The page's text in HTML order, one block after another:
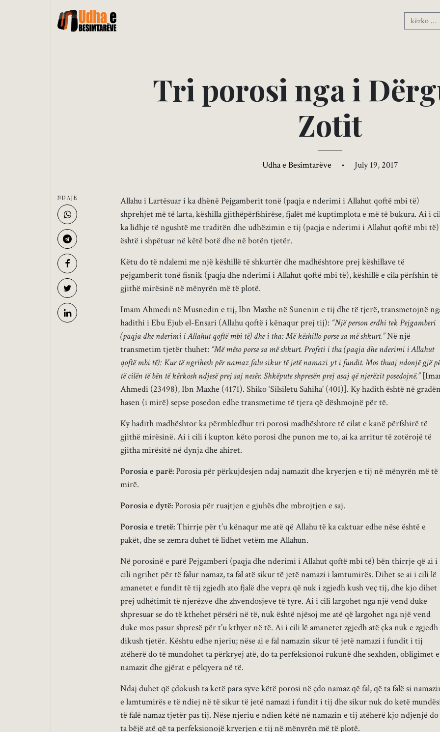
Tri porosi ngai Dërg
Zotit
Udha e Besimtarëve • July 19, 2017
Allahu i Lartësuar i ka dhënë Pejgamberit tonë (paqja e nderimi i Allahut qoftë mbi të)
shprehjet më të larta, këshilla gjithëpërfshirëse, fjalët më kuptimplota e më të bukura. Ai i
ka lidhje të ngushtë me traditën dhe udhëzimin e tij (paqja e nderimi i Allahut qoftë mbi të)
është i shpëtuar në këtë botë dhe në botën tjetër.
Këtu do të ndalemi me një këshillë të shkurtër dhe madhështore prej këshillave të
pejgamberit tonë fisnik (paqja dhe nderimi i Allahut qoftë mbi të), këshillë e cila përfshin të
gjithë mirësinë në mënyrën më të plotë.
Imam Ahmedi në Musnedin e tij, Ibn Maxhe në Sunenin e tij dhe të tjerë, transmetojnë
hadithi i Ebu Ejub el-Ensari (Allahu qoftë i kënaqur prej tij): “Një person erdhi tek Pejgamberi
(paqja dhe nderimi i Allahut qoftë mbi të) dhe i tha: Më këshillo porse sa më shkurt.”Në një
transmetim tjetër thuhet: “Më mëso porse sa më shkurt. Profeti i tha (paqja dhe nderimi i Allahut
qoftë mbi të): Kur të ngrihesh për namaz falu sikur të jetë namazi yt i fundit. Mos thuaj ndonjë gjë
të cilën të bën të kërkosh ndjesë prej saj nesër. Shkëpute shpresën prej asaj që njerëzit posedojnë.”
Ahmedi (23498), Ibn Maxhe (4171). Shiko ‘Silsiletu Sahiha’ (401)]. Ky hadith është në gradën
hasen (i mirë) sepse posedon edhe transmetime të tjera që dëshmojnë për të.
Ky hadith madhështor ka përmbledhur tri porosi madhështore të cilat e kanë përfshirë të
gjithë mirësinë. Ai i cili i kupton këto porosi dhe punon me to, ai ka arritur të zotërojë të
gjitha mirësitë në dynja dhe ahiret.
Porosia e parë:Porosia për përkujdesjen ndaj namazit dhe kryerjen e tij në mënyrën më të
mirë.
Porosia e dytë:Porosia për ruajtjen e gjuhës dhe mbrojtjen e saj.
Porosia e tretë:Thirrje për t’u kënaqur me atë që Allahu të ka caktuar edhe nëse është e
pakët, dhe se zemra duhet të lidhet vetëm me Allahun.
Në porosinë e parë Pejgamberi (paqja dhe nderimi i Allahut qoftë mbi të) bën thirrje që ai i
cili ngrihet për të falur namaz, ta fal atë sikur të jetë namazi i lamtumirës. Dihet se ai i cili lë
amanetet e fundit të tij zgjedh ato fjalë dhe vepra që nuk i zgjedh kush veç tij, dhe kjo dihet
prej udhëtimit të njerëzve dhe zhvendosjeve të tyre. Ai i cili largohet nga një vend duke
shpresuar se do të kthehet përsëri në të, nuk është njësoj me atë që largohet nga një vend
duke mos pasur shpresë për t’u kthyer në të. Ai i cili lë amanetet zgjedh atë çka nuk e zgjedh
dikush tjetër. Kështu edhe njeriu; nëse ai e fal namazin sikur të jetë namazi i fundit i tij
atëherë do të mundohet ta përkryej atë, do ta perfeksionoi rukunë dhe sexhden, obligimet e
namazit dhe gjërat e pëlqyera në të.
Ndaj duhet që çdokush ta ketë para syve këtë porosi në çdo namaz që fal, që ta falë si
e lamtumirës e të ndiej në të sikur të jetë namazi i fundit i tij dhe sikur nuk do ketë
të falë namaz tjetër pas tij. Nëse njeriu e ndien këtë në namazin e tij atëherë kjo ndjenjë do
ta bëjë atë që ta perfeksionojë kryerjen e tij në mënyrën më të plotë.
NDAJE